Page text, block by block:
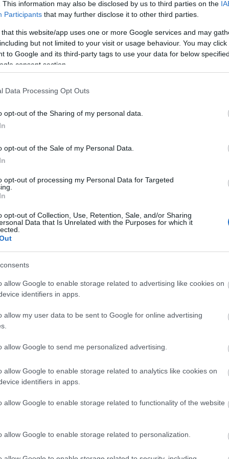
This information may also be disclosed by us to third parties on the
Participants that may further disclose it to other third parties.
that this website/app uses one or more Google services and may
but not limited to your visit or usage behaviour. You may
to Google and its third-party tags to use your data for below
consent section.
Data Processing Opt Outs
opt-out of the Sharing of my personal data.
opt-out of the Sale of my Personal Data.
opt-out of processing my Personal Data for Targeted
opt-out of Collection, Use, Retention, Sale, and/or Sharing
Data that Is Unrelated with the Purposes for which it
allow Google to enable storage related to advertising like cookies on
identifiers in apps.
allow my user data to be sent to Google for online advertising
allow Google to send me personalized advertising.
allow Google to enable storage related to analytics like cookies on
identifiers in apps.
allow Google to enable storage related to functionality of the website
allow Google to enable storage related to personalization.
Don Van Vliet.
volt, de nem zavarta. Belőtte magát, s körlégzést tolva
Amikor abbahagyta és levonultak a színpadról egy jókora
az ember nem viccel.
mert
1986-
s elvették jegyemet, útlevelemet.
Ez volt az első egyszerre igazán formabontó és népszerű
rockezenei életben. A szlovén zenekar egykori énekese-
frontembereMarko Brecelj
darabja